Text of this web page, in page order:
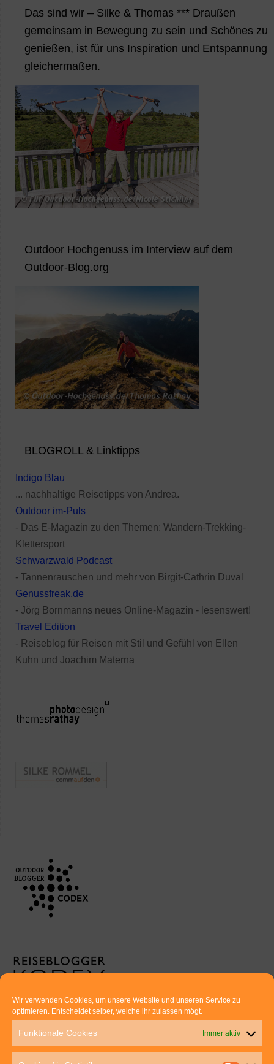
Wir verwenden Cookies, um unsere Website und unseren Service zu
optimieren. Entscheidet selber, welche ihr zulassen mögt.
Funktionale Cookies Immer aktiv
Das sind wir – Silke & Thomas *** Draußen
gemeinsam in Bewegung zu sein und Schönes zu
genießen, ist für uns Inspiration und Entspannung
gleichermaßen.
Outdoor Hochgenuss im Interview auf dem
Outdoor-Blog.org
BLOGROLL & Linktipps
Indigo Blau
... nachhaltige Reisetipps von Andrea.
Outdoor im-Puls
- Das E-Magazin zu den Themen: Wandern-Trekking-
Klettersport
Schwarzwald Podcast
- Tannenrauschen und mehr von Birgit-Cathrin Duval
Genussfreak.de
- Jörg Bornmanns neues Online-Magazin - lesenswert!
Travel Edition
- Reiseblog für Reisen mit Stil und Gefühl von Ellen
Kuhn und Joachim Materna